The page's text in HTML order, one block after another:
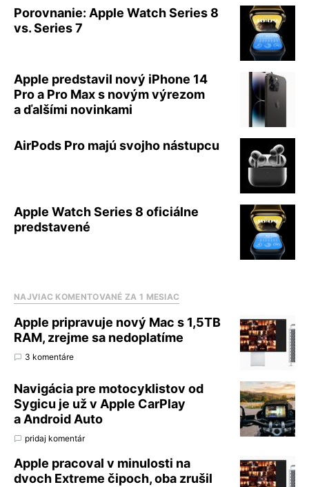
Porovnanie: Apple Watch Series 8
vs. Series 7
Apple predstavil nový iPhone 14
Pro a Pro Max s novým výrezom
a ďalšími novinkami
AirPods Pro majú svojho nástupcu
Apple Watch Series 8 oficiálne
predstavené
NAJVIAC KOMENTOVANÉ ZA 1 MESIAC
Apple pripravuje nový Mac s 1,5TB
RAM, zrejme sa nedoplatíme
3 komentáre
Navigácia pre motocyklistov od
Sygicu je už v Apple CarPlay
a Android Auto
pridaj komentár
Apple pracoval v minulosti na
dvoch Extreme čipoch, oba zrušil